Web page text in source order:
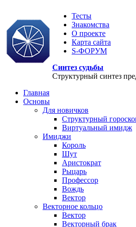
Тесты
Знакомства
О проекте
Карта сайта
S-ФОРУМ
Синтез судьбы
Структурный синтез
Главная
Основы
Для новичков
Структурный
Виртуальный имидж
Имиджи
Король
Шут
Аристократ
Рыцарь
Профессор
Вождь
Вектор
Векторное кольцо
Вектор
Векторный брак